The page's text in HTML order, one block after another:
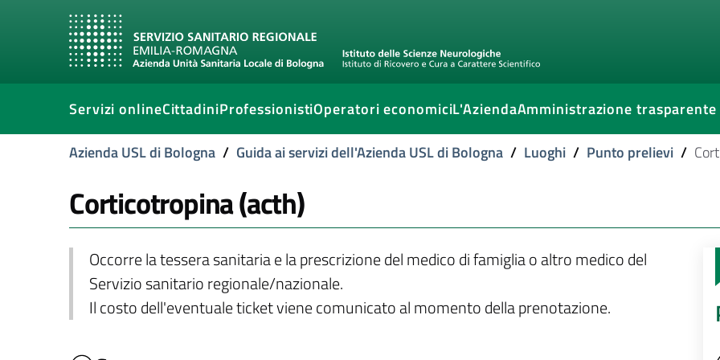
Servizi onlineCittadiniProfessionistiOperatori economiciL'AziendaAmministrazione trasparente
Azienda USL di Bologna / Guida ai servizi dell'Azienda USL di Bologna / Luoghi / Punto prelievi /
Corticotropina (acth)
Occorre la tessera sanitaria e la prescrizione del medico di famiglia o altro medico del
Servizio sanitario regionale/nazionale.
Il costo dell'eventuale ticket viene comunicato al momento della prenotazione.